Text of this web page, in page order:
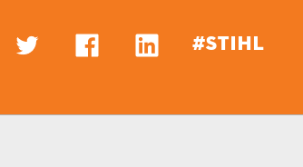
#STIHL